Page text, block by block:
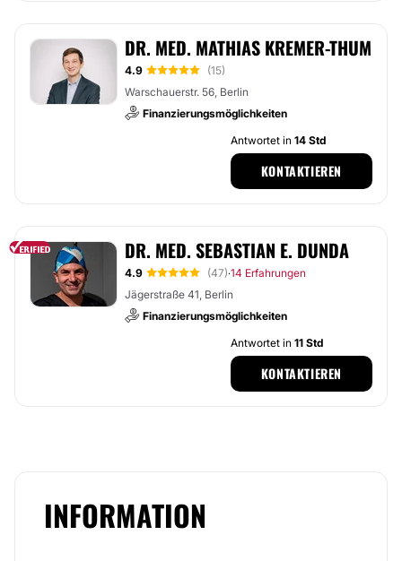
DR. MED. MATHIAS KREMER-THUM
4.9
(15)
Warschauerstr. 56, Berlin
Finanzierungsmöglichkeiten
Antwortet in 14 Std
KONTAKTIEREN
DR. MED. SEBASTIAN E. DUNDA
4.9 (47)·14 Erfahrungen
Jägerstraße 41, Berlin
Finanzierungsmöglichkeiten
Antwortet in 11 Std
KONTAKTIEREN
INFORMATION